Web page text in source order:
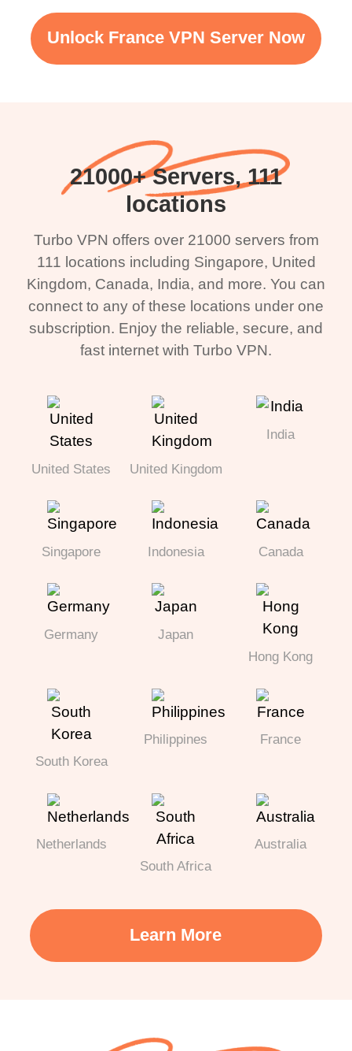
Unlock France VPN Server Now
21000+ Servers, 111
locations
Turbo VPN offers over 21000 servers from
111 locations including Singapore, United
Kingdom, Canada, India, and more. You can
connect to any of these locations under one
subscription. Enjoy the reliable, secure, and
fast internet with Turbo VPN.
United States United Kingdom
India
Singapore Indonesia Canada
Germany
Japan
Hong Kong
South Korea
Philippines France
Netherlands
South Africa
Australia
Learn More